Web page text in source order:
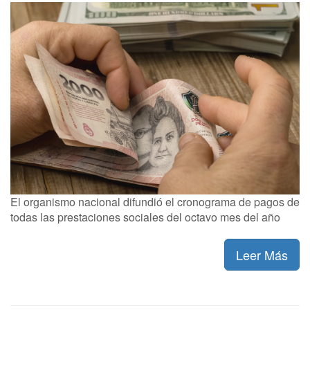
El organismo nacional difundió el cronograma de pagos de
todas las prestaciones sociales del octavo mes del año
Leer Más